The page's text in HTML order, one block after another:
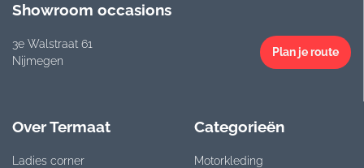
Showroom occasions
3e Walstraat 61
Nijmegen
Plan je route
Over Termaat
Ladies corner
Categorieën
Motorkleding